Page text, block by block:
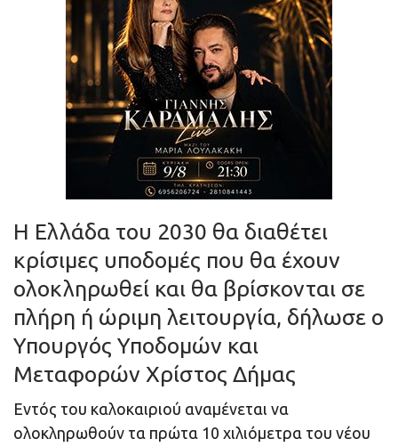
Η Ελλάδα του 2030 θα διαθέτει
κρίσιμες υποδομές που θα έχουν
ολοκληρωθεί και θα βρίσκονται σε
πλήρη ή ώριμη λειτουργία, δήλωσε ο
Υπουργός Υποδομών και
Μεταφορών Χρίστος Δήμας
Εντός του καλοκαιριού αναμένεται να
ολοκληρωθούν τα πρώτα 10 χιλιόμετρα του νέου